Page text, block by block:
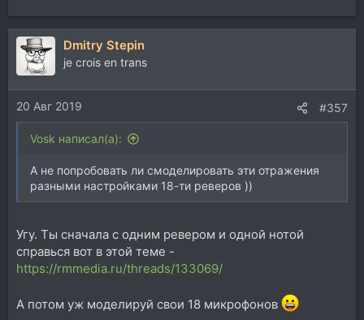
Dmitry Stepin
je crois en trans
20 Авг 2019 #357
Vosk написал(а):
А не попробовать ли смоделировать эти отражения
разными настройками 18-ти реверов ))
Угу. Ты сначала с одним ревером и одной нотой
справься вот в этой теме -
https://rmmedia.ru/threads/133069/
А потом уж моделируй свои 18 микрофонов